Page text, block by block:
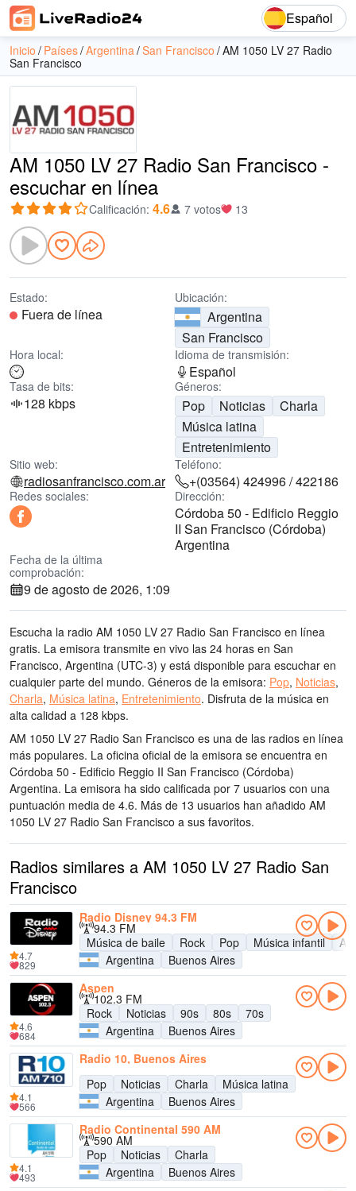
Español
Inicio Países Argentina San Francisco AM 1050 LV 27 Radio
San Francisco
AM 1050 LV 27 Radio San Francisco -
escuchar en línea
Calificación: 4.6 7 votos 13
Estado:
Fuera de línea
Ubicación:
Argentina
San Francisco
Hora local: Idioma de transmisión:
Español
Tasa de bits:
128 kbps
Géneros:
Pop Noticias
Charla
Música latina
Entretenimiento
Sitio web:
radiosanfrancisco.com.ar
Teléfono:
+(03564) 424996 / 422186
Redes sociales: Dirección:
Córdoba 50 - Edificio Reggio
II San Francisco (Córdoba)
Argentina
Fecha de la última
comprobación:
9 de agosto de 2026, 1:09
Escucha la radio AM 1050 LV 27 Radio San Francisco en línea
gratis. La emisora transmite en vivo las 24 horas en San
Francisco, Argentina (UTC-3) y está disponible para escuchar en
cualquier parte del mundo. Géneros de la emisora: Pop, Noticias,
Charla, Música latina, Entretenimiento. Disfruta de la música en
alta calidad a 128 kbps.
AM 1050 LV 27 Radio San Francisco es una de las radios en línea
más populares. La oficina oficial de la emisora se encuentra en
Córdoba 50 - Edificio Reggio II San Francisco (Córdoba)
Argentina. La emisora ha sido calificada por 7 usuarios con una
puntuación media de 4.6. Más de 13 usuarios han añadido AM
1050 LV 27 Radio San Francisco a sus favoritos.
Radios similares a AM 1050 LV 27 Radio San
Francisco
Radio Disney 94.3 FM
94.3 FM
Música de baile
Rock Pop Música infantil
Argentina
Buenos Aires
4.7
829
Aspen
102.3 FM
Rock
Noticias 90s 80s
70s
Argentina
Buenos Aires
4.6
684
Radio 10, Buenos Aires
Pop
Noticias Charla
Música latina
Argentina
Buenos Aires
4.1
566
Radio Continental 590 AM
590 AM
Pop
Noticias
Charla
Argentina
Buenos Aires
4.1
493